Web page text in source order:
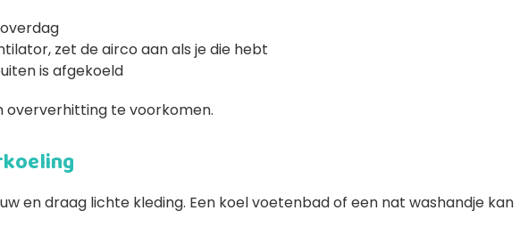
zet de airco aan als je die hebt
is afgekoeld
oververhitting te voorkomen.
en draag lichte kleding. Een koel voetenbad of een nat washandje kan